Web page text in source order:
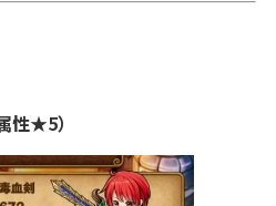
性★5）